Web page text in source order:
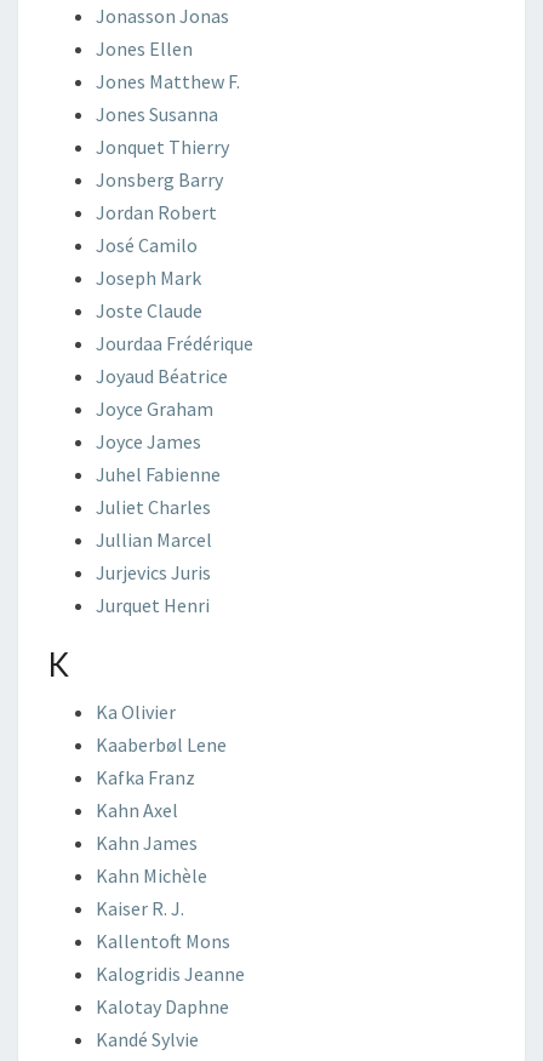
Jonasson Jonas
Jones Ellen
Jones Matthew F.
Jones Susanna
Jonquet Thierry
Jonsberg Barry
Jordan Robert
José Camilo
Joseph Mark
Joste Claude
Jourdaa Frédérique
Joyaud Béatrice
Joyce Graham
Joyce James
Juhel Fabienne
Juliet Charles
Jullian Marcel
Jurjevics Juris
Jurquet Henri
K
Ka Olivier
Kaaberbøl Lene
Kafka Franz
Kahn Axel
Kahn James
Kahn Michèle
Kaiser R. J.
Kallentoft Mons
Kalogridis Jeanne
Kalotay Daphne
Kandé Sylvie